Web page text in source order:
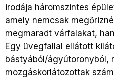
irodája háromszintes
amely nemcsak
megmaradt várfalakat,
Egy üvegfallal ellátott
bástyából/ágyútoronyból,
mozgáskorlátozottak